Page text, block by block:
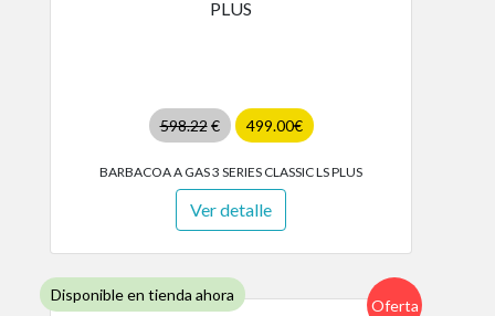
598.22€ 499.00€
BARBACOA A GAS 3 SERIES CLASSIC LS PLUS
Ver detalle
Disponible en tienda ahora
Oferta